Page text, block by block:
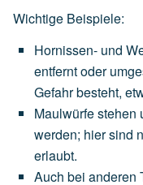
Wichtige Beispiele:
Hornissen- und
entferntoder
Gefahrbesteht,
Maulwürfestehen
werden; hiersind
erlaubt.
Auch bei anderen